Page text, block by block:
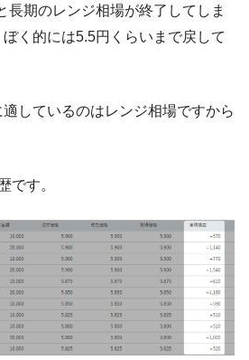
長期のレンジ相場が終了してしま
く的には5.5円くらいまで戻して
しているのはレンジ相場ですから
です。